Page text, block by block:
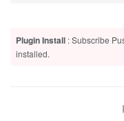
Plugin Install : Subscribe
installed.